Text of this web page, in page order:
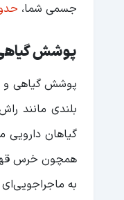
جسمی شما، حدود ۲ تا ۳
پوشش گیاهی
پوشش گیاهی و
بلندی مانند
گیاهان دارویی
همچون خرس
به